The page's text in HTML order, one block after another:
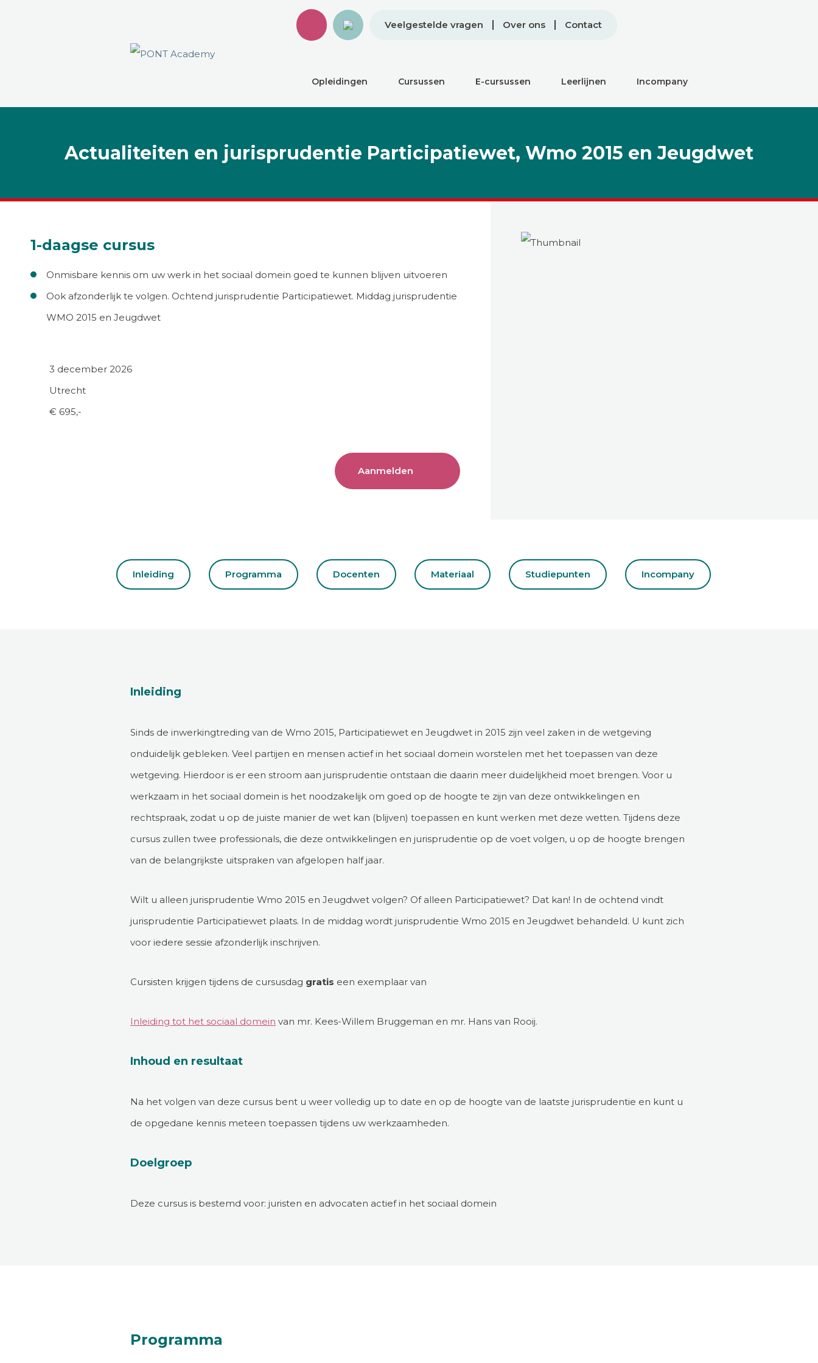
Veelgestelde vragen Over ons Contact
Opleidingen Cursussen E-cursussen Leerlijnen Incompany
Actualiteiten en jurisprudentie Participatiewet, Wmo 2015 en Jeugdwet
1-daagse cursus
Onmisbare kennis om uw werk in het sociaal domein goed te kunnen blijven uitvoeren
Ook afzonderlijk te volgen. Ochtend jurisprudentie Participatiewet. Middag jurisprudentie
WMO 2015 en Jeugdwet
3 december 2026
Utrecht
€ 695,-
Aanmelden
Inleiding Programma Docenten Materiaal Studiepunten Incompany
Inleiding
Sinds de inwerkingtreding van de Wmo 2015, Participatiewet en Jeugdwet in 2015 zijn veel zaken in de wetgeving
onduidelijk gebleken. Veel partijen en mensen actief in het sociaal domein worstelen met het toepassen van deze
wetgeving. Hierdoor is er een stroom aan jurisprudentie ontstaan die daarin meer duidelijkheid moet brengen. Voor u
werkzaam in het sociaal domein is het noodzakelijk om goed op de hoogte te zijn van deze ontwikkelingen en
rechtspraak, zodat u op de juiste manier de wet kan (blijven) toepassen en kunt werken met deze wetten. Tijdens deze
cursus zullen twee professionals, die deze ontwikkelingen en jurisprudentie op de voet volgen, u op de hoogte brengen
van de belangrijkste uitspraken van afgelopen half jaar.
Wilt u alleen jurisprudentie Wmo 2015 en Jeugdwet volgen? Of alleen Participatiewet? Dat kan! In de ochtend vindt
jurisprudentie Participatiewet plaats. In de middag wordt jurisprudentie Wmo 2015 en Jeugdwet behandeld. U kunt zich
voor iedere sessie afzonderlijk inschrijven.
Cursisten krijgen tijdens de cursusdag gratis een exemplaar van
Inleiding tot het sociaal domein van mr. Kees-Willem Bruggeman en mr. Hans van Rooij.
Inhoud en resultaat
Na het volgen van deze cursus bent u weer volledig up to date en op de hoogte van de laatste jurisprudentie en kunt u
de opgedane kennis meteen toepassen tijdens uw werkzaamheden.
Doelgroep
Deze cursus is bestemd voor: juristen en advocaten actief in het sociaal domein
Programma